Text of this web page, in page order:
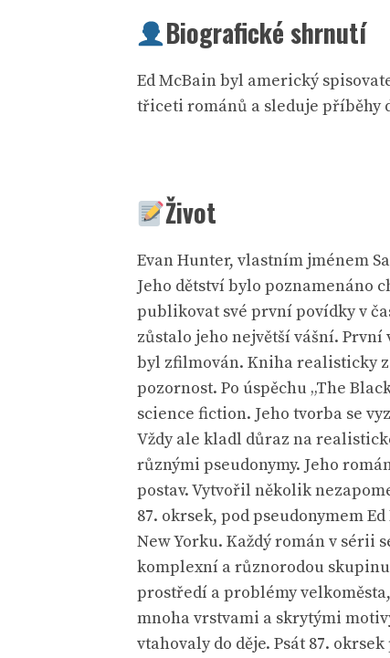
Biografické shrnutí
Ed McBain byl americký
třiceti románů a sleduje příběhy
Život
Evan Hunter, vlastním jménem
Jeho dětství bylo poznamenáno
publikovat své první povídky v
zůstalo jeho největší vášní. První
byl zfilmován. Kniha realisticky
pozornost. Po úspěchu „The
science fiction. Jeho tvorba se
Vždy ale kladl důraz na
různými pseudonymy. Jeho
postav. Vytvořil několik
87. okrsek, pod pseudonymem
New Yorku. Každý román v sérii
komplexní a různorodou
prostředí a problémy
mnoha vrstvami a skrytými
vtahovaly do děje. Psát 87.